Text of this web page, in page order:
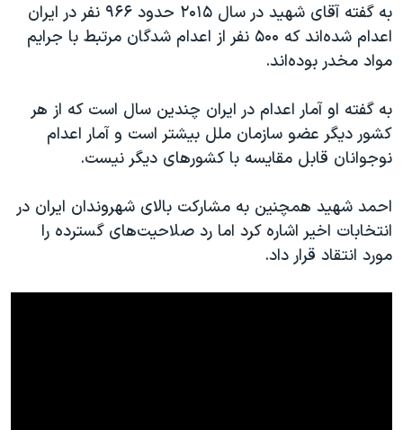
اعتراضات مردمی آبان ۹۸
اسرائیل در جنگ
نرگس محمدی برنده جایزه نوبل صلح
همایش محافظه‌کاران آمریکا «سی‌پک»
صفحه‌های ویژه
سفر پرزیدنت ترامپ به چین
به گفته آقای شهید در سال ۲۰۱۵ حدود ۹۶۶ نفر در ایران
اعدام شده‌اند که ۵۰۰ نفر از اعدام شدگان مرتبط با جرایم
مواد مخدر بوده‌اند.
به گفته او آمار اعدام در ایران چندین سال است که از هر
کشور دیگر عضو سازمان ملل بیشتر است و آمار اعدام
نوجوانان قابل مقایسه با کشورهای دیگر نیست.
احمد شهید همچنین به مشارکت بالای شهروندان ایران در
انتخابات اخیر اشاره کرد اما رد صلاحیت‌های گسترده را
مورد انتقاد قرار داد.